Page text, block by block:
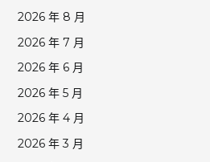
2026 年 8 月
2026 年 7 月
2026 年 6 月
2026 年 5 月
2026 年 4 月
2026 年 3 月